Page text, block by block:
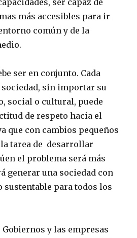
ser capaz de
más accesibles para ir
común y de la
ser en conjunto. Cada
sin importar su
social o cultural, puede
de respeto hacia el
que con cambios pequeños
tarea de desarrollar
el problema será más
generar una sociedad con
sustentable para todos los
y las empresas